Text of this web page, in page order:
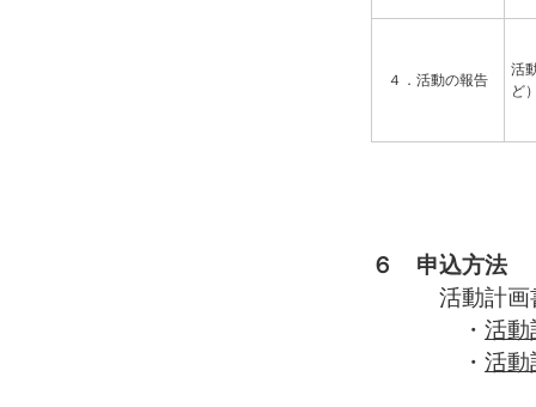
４．活動の報告
活
ど
６ 申込方法
活動計画書
・ 活動
・ 活動